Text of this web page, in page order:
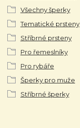
Všechny šperky
Tematické prsteny
Stříbrné prsteny
Pro řemeslníky
Pro rybáře
Šperky pro muže
Stříbrné šperky